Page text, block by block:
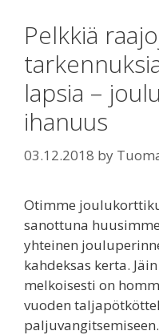
Pelkkiä
lapsia –
ihanuus
03.12.2018 by
Otimme
sanottuna
yhteinen
kahdeksas kerta.
melkoisesti on
vuoden
paljuvangitsemiseen.